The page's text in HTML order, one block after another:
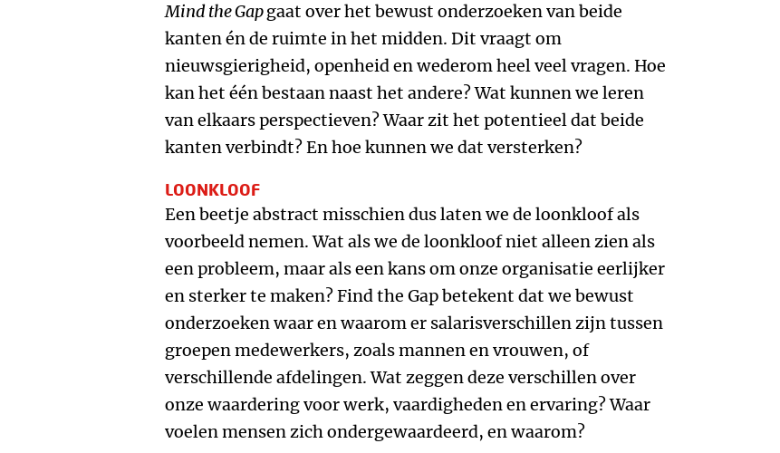
Mind the Gapgaat over het bewust onderzoeken van beide
kanten én de ruimte in het midden. Dit vraagt om
nieuwsgierigheid, openheid en wederom heel veel vragen. Hoe
kan het één bestaan naast het andere? Wat kunnen we leren
van elkaars perspectieven? Waar zit het potentieel dat beide
kanten verbindt? En hoe kunnen we dat versterken?
LOONKLOOF
Een beetje abstract misschien dus laten we de loonkloof als
voorbeeld nemen. Wat als we de loonkloof niet alleen zien als
een probleem, maar als een kans om onze organisatie eerlijker
en sterker te maken? Find the Gap betekent dat we bewust
onderzoeken waar en waarom er salarisverschillen zijn tussen
groepen medewerkers, zoals mannen en vrouwen, of
verschillende afdelingen. Wat zeggen deze verschillen over
onze waardering voor werk, vaardigheden en ervaring? Waar
voelen mensen zich ondergewaardeerd, en waarom?